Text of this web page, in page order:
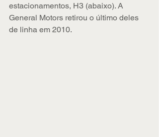
estacionamentos, H3 (abaixo). A
General Motors retirou o último deles
de linha em 2010.